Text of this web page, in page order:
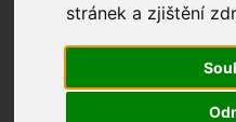
stránek a zjištění